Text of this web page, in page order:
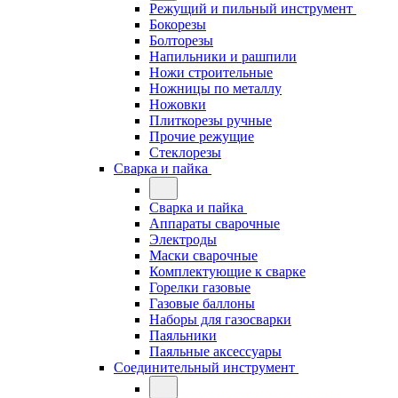
Режущий и пильный инструмент
Бокорезы
Болторезы
Напильники и рашпили
Ножи строительные
Ножницы по металлу
Ножовки
Плиткорезы ручные
Прочие режущие
Стеклорезы
Сварка и пайка
Сварка и пайка
Аппараты сварочные
Электроды
Маски сварочные
Комплектующие к сварке
Горелки газовые
Газовые баллоны
Наборы для газосварки
Паяльники
Паяльные аксессуары
Соединительный инструмент